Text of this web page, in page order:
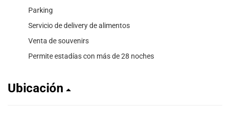
Parking
Servicio de delivery de alimentos
Venta de souvenirs
Permite estadías con más de 28 noches
Ubicación